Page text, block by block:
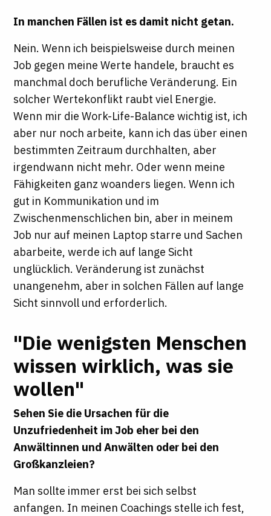
In manchen Fällen ist es damit nicht getan.
Nein. Wenn ich beispielsweise durch meinen
Job gegen meine Werte handele, braucht es
manchmal doch berufliche Veränderung. Ein
solcher Wertekonflikt raubt viel Energie.
Wenn mir die Work-Life-Balance wichtig ist, ich
aber nur noch arbeite, kann ich das über einen
bestimmten Zeitraum durchhalten, aber
irgendwann nicht mehr. Oder wenn meine
Fähigkeiten ganz woanders liegen. Wenn ich
gut in Kommunikation und im
Zwischenmenschlichen bin, aber in meinem
Job nur auf meinen Laptop starre und Sachen
abarbeite, werde ich auf lange Sicht
unglücklich. Veränderung ist zunächst
unangenehm, aber in solchen Fällen auf lange
Sicht sinnvoll und erforderlich.
"Die wenigsten Menschen
wissen wirklich, was sie
wollen"
Sehen Sie die Ursachen für die
Unzufriedenheit im Job eher bei den
Anwältinnen und Anwälten oder bei den
Großkanzleien?
Man sollte immer erst bei sich selbst
anfangen. In meinen Coachings stelle ich fest,